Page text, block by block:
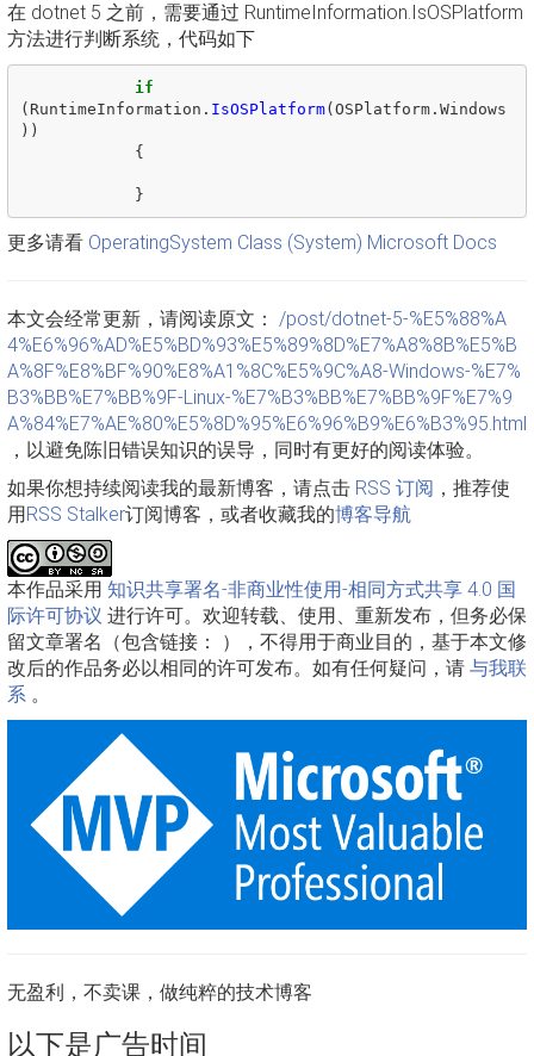
在 dotnet 5 之前，需要通过 RuntimeInformation.IsOSPlatform
方法进行判断系统，代码如下
if
( RuntimeInformation . IsOSPlatform(OSPlatform. Windows
))
{
}
更多请看 OperatingSystem Class (System) Microsoft Docs
本文会经常更新，请阅读原文： /post/dotnet-5-%E5%88%A
4%E6%96%AD%E5%BD%93%E5%89%8D%E7%A8%8B%E5%B
A%8F%E8%BF%90%E8%A1%8C%E5%9C%A8-Windows-%E7%
B3%BB%E7%BB%9F-Linux-%E7%B3%BB%E7%BB%9F%E7%9
A%84%E7%AE%80%E5%8D%95%E6%96%B9%E6%B3%95.html
，以避免陈旧错误知识的误导，同时有更好的阅读体验。
如果你想持续阅读我的最新博客，请点击 RSS 订阅 ，推荐使
用RSS Stalker订阅博客，或者收藏我的博客导航
本作品采用 知识共享署名-非商业性使用-相同方式共享 4.0 国
际许可协议 进行许可。欢迎转载、使用、重新发布，但务必保
留文章署名（包含链接：
），不得用于商业目的，基于本文修
改后的作品务必以相同的许可发布。如有任何疑问，请 与我联
系 。
无盈利，不卖课，做纯粹的技术博客
以下是广告时间